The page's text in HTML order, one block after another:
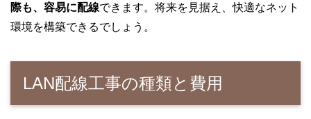
際も、容易に配線できます。将来を見据え、快適なネット
環境を構築できるでしょう。
LAN配線工事の種類と費用